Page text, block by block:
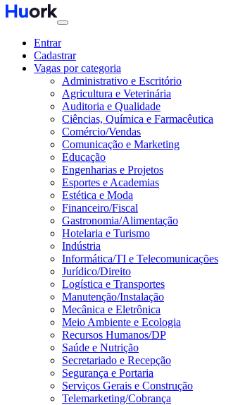
Entrar
Cadastrar
Vagas por categoria
Administrativo e Escritório
Agricultura e Veterinária
Auditoria e Qualidade
Ciências, Química e Farmacêutica
Comércio/Vendas
Comunicação e Marketing
Educação
Engenharias e Projetos
Esportes e Academias
Estética e Moda
Financeiro/Fiscal
Gastronomia/Alimentação
Hotelaria e Turismo
Indústria
Informática/TI e Telecomunicações
Jurídico/Direito
Logística e Transportes
Manutenção/Instalação
Mecânica e Eletrônica
Meio Ambiente e Ecologia
Recursos Humanos/DP
Saúde e Nutrição
Secretariado e Recepção
Segurança e Portaria
Serviços Gerais e Construção
Telemarketing/Cobrança